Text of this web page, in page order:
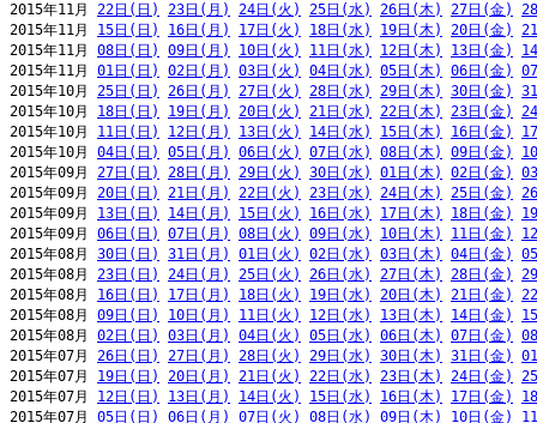
2015年11月 22日(日) 23日(月) 24日(火) 25日(水) 26日(木) 27日(金)
2015年11月 15日(日) 16日(月) 17日(火) 18日(水) 19日(木) 20日(金)
2015年11月 08日(日) 09日(月) 10日(火) 11日(水) 12日(木) 13日(金)
2015年11月 01日(日) 02日(月) 03日(火) 04日(水) 05日(木) 06日(金)
2015年10月 25日(日) 26日(月) 27日(火) 28日(水) 29日(木) 30日(金)
2015年10月 18日(日) 19日(月) 20日(火) 21日(水) 22日(木) 23日(金)
2015年10月 11日(日) 12日(月) 13日(火) 14日(水) 15日(木) 16日(金)
2015年10月 04日(日) 05日(月) 06日(火) 07日(水) 08日(木) 09日(金)
2015年09月 27日(日) 28日(月) 29日(火) 30日(水) 01日(木) 02日(金)
2015年09月 20日(日) 21日(月) 22日(火) 23日(水) 24日(木) 25日(金)
2015年09月 13日(日) 14日(月) 15日(火) 16日(水) 17日(木) 18日(金)
2015年09月 06日(日) 07日(月) 08日(火) 09日(水) 10日(木) 11日(金)
2015年08月 30日(日) 31日(月) 01日(火) 02日(水) 03日(木) 04日(金)
2015年08月 23日(日) 24日(月) 25日(火) 26日(水) 27日(木) 28日(金)
2015年08月 16日(日) 17日(月) 18日(火) 19日(水) 20日(木) 21日(金)
2015年08月 09日(日) 10日(月) 11日(火) 12日(水) 13日(木) 14日(金)
2015年08月 02日(日) 03日(月) 04日(火) 05日(水) 06日(木) 07日(金)
2015年07月 26日(日) 27日(月) 28日(火) 29日(水) 30日(木) 31日(金)
2015年07月 19日(日) 20日(月) 21日(火) 22日(水) 23日(木) 24日(金)
2015年07月 12日(日) 13日(月) 14日(火) 15日(水) 16日(木) 17日(金)
2015年07月 05日(日) 06日(月) 07日(火) 08日(水) 09日(木) 10日(金)